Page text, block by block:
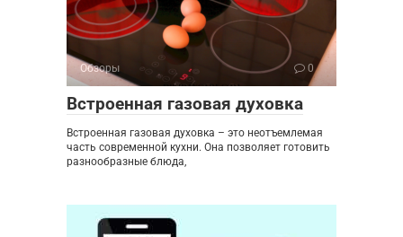
Обзоры 0
Встроенная газовая духовка
Встроенная газовая духовка – это неотъемлемая
часть современной кухни. Она позволяет готовить
разнообразные блюда,